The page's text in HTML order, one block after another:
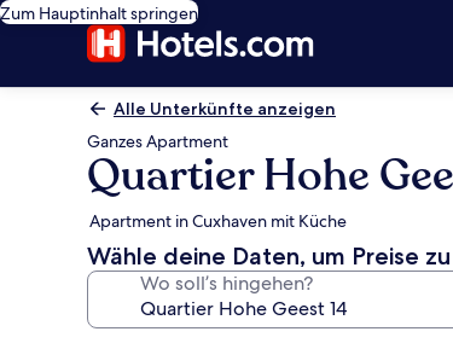
Zum Hauptinhalt springen
Alle Unterkünfte anzeigen
Ganzes Apartment
Quartier Hohe
Apartment in Cuxhaven mit Küche
Wähle deine Daten, um Preise
Wo soll’s hingehen?